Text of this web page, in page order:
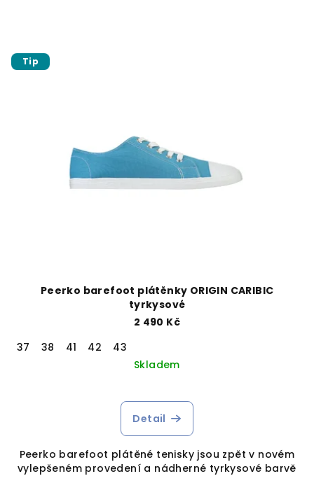
Tip
Peerko barefoot plátěnky ORIGIN CARIBIC
tyrkysové
2 490 Kč
37
38 41 42
43
Skladem
Detail
Peerko barefoot plátěné tenisky jsou zpět v novém
vylepšeném provedení a nádherné tyrkysové barvě